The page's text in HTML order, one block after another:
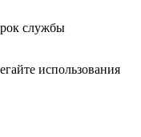
службы
использования